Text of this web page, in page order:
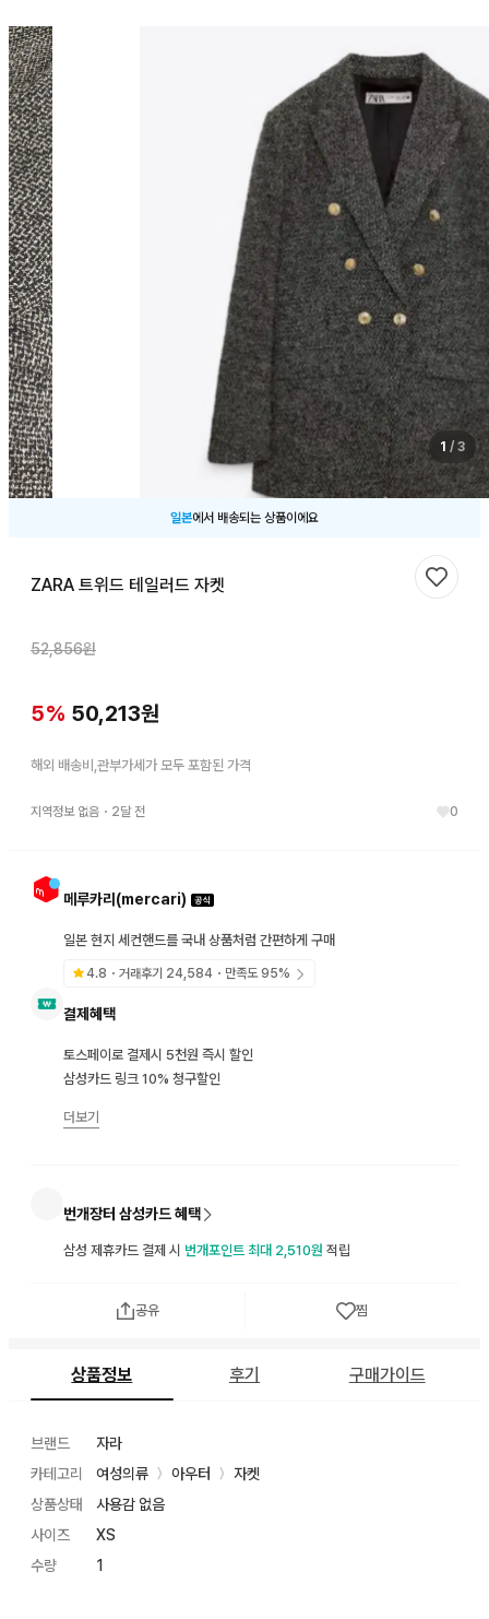
1 / 3
일본에서 배송되는 상품이에요
ZARA 트위드 테일러드 자켓
52,856원
5% 50,213원
해외 배송비,관부가세가 모두 포함된 가격
지역정보 없음 ・ 2달 전 0
메루카리(mercari)
일본 현지 세컨핸드를 국내 상품처럼 간편하게 구매
4.8 ・거래후기 24,584・만족도95%
결제혜택
토스페이로 결제시 5천원 즉시 할인
삼성카드 링크 10% 청구할인
더보기
번개장터 삼성카드 혜택
삼성 제휴카드 결제 시 번개포인트 최대 2,510원 적립
찜하기
공유 찜
상품정보 후기 구매가이드
브랜드
자라
카테고리
여성의류 〉 아우터 〉
자켓
상품상태
사용감 없음
사이즈
XS
수량
1